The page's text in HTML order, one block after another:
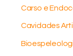
Carso e
Cavidades